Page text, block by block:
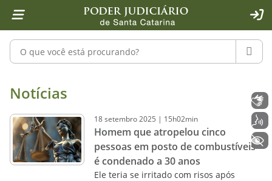
1 Ir para o conteúdo
2 Ir para a ferramenta de acessibilidade - Rybená
4 Ir para o menu principal
5 Ir para a pesquisa
6 Ir para o rodapé
7 Ir para a página inicial
Pesquisar no portal
Notícias - Imprensa - Poder
Notícias
18setembro2025 | 15h02min
Homem que atropelou cinco
pessoas em posto de combustíveis
é condenado a 30 anos
Ele teria se irritado com risos após
+ Acessibilidade